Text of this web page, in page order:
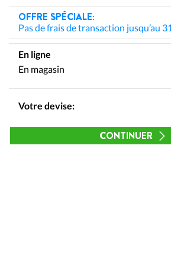
OFFRE SPÉCIALE:
Pas de frais de transaction jusqu’au
En ligne
En magasin
Votre devise:
CONTINUER